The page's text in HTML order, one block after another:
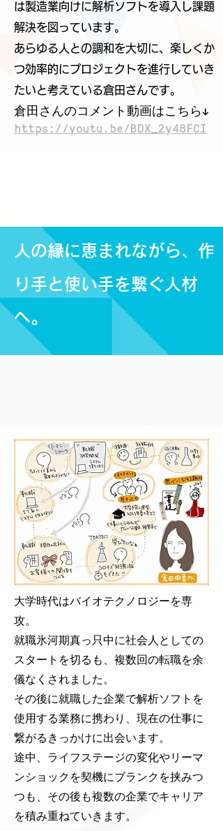
は製造業向けに解析ソフトを導入し課題
解決を図っています。
あらゆる人との調和を大切に、楽しくか
つ効率的にプロジェクトを進行していき
たいと考えている倉田さんです。
倉田さんのコメント動画はこちら↓
https://youtu.be/BDX_2y48FCI
人の縁に恵まれながら、作
り手と使い手を繋ぐ人材
へ。
大学時代はバイオテクノロジーを専
攻。
就職氷河期真っ只中に社会人としての
スタートを切るも、複数回の転職を余
儀なくされました。
その後に就職した企業で解析ソフトを
使用する業務に携わり、現在の仕事に
繋がるきっかけに出会います。
途中、ライフステージの変化やリーマ
ンショックを契機にブランクを挟みつ
つも、その後も複数の企業でキャリア
を積み重ねていきます。